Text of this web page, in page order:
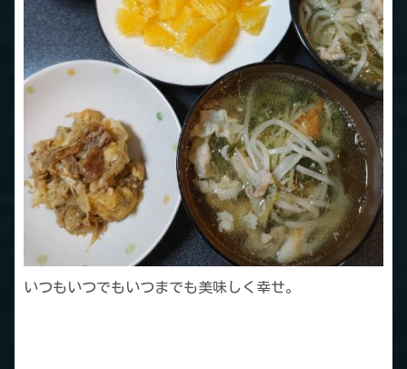
いつもいつでもいつまでも美味しく幸せ。